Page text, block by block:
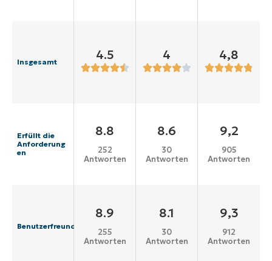
Insgesamt 4.5 4 4,8
Erfüllt die
Anforderung
en
8.8
252
Antworten
8.6
30
Antworten
9,2
905
Antworten
Benutzerfreundlichkeit
8.9
255
Antworten
8.1
30
Antworten
9,3
912
Antworten